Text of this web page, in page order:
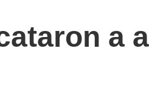
a